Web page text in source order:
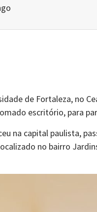
de Fortaleza, no
escritório, para
na capital paulista,
no bairro